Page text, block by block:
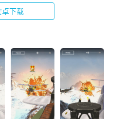
卓下载